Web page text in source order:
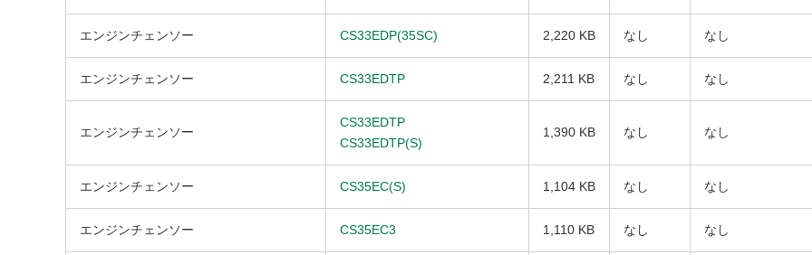
エンジンチェンソー CS33EDP(35SC) 2,220 KB なし なし
エンジンチェンソー CS33EDTP 2,211 KB なし なし
エンジンチェンソー
CS33EDTP
CS33EDTP(S)
1,390 KB なし なし
エンジンチェンソー CS35EC(S) 1,104 KB なし なし
エンジンチェンソー CS35EC3 1,110 KB なし なし